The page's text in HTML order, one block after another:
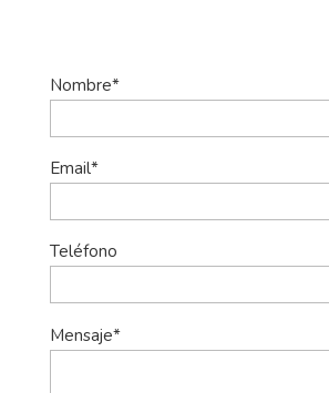
Nombre*
Email*
Teléfono
Mensaje*